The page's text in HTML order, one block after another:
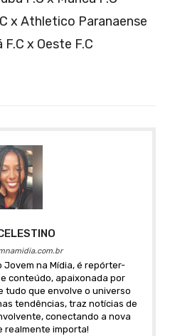
x Athletico Paranaense
x Oeste F.C
Jovem na Mídia, é repórter-
conteúdo, apaixonada por
tudo que envolve o universo
tendências, traz notícias de
conectando a nova
realmente importa!